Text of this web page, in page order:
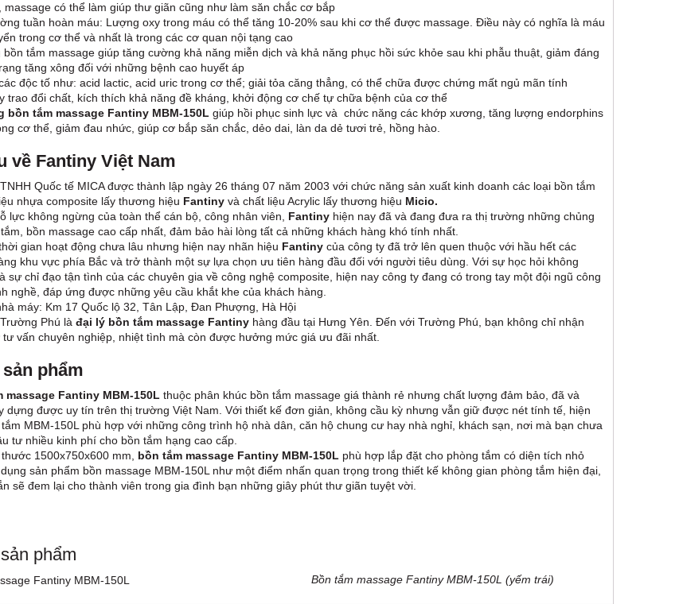
massage có thể làm giúp thư giãn cũng như làm săn chắc cơ bắp
tuần hoàn máu: Lượng oxy trong máu có thể tăng 10-20% sau khi cơ thể được massage. Điều này có nghĩa là máu
trong cơ thể và nhất là trong các cơ quan nội tạng cao
bồn tắm massage giúp tăng cường khả năng miễn dịch và khả năng phục hồi sức khỏe sau khi phẫu thuật, giảm đáng
tăng xông đối với những bệnh cao huyết áp
độc tố như: acid lactic, acid uric trong cơ thể; giải tỏa căng thẳng, có thể chữa được chứng mất ngủ mãn tính
trao đổi chất, kích thích khả năng đề kháng, khởi động cơ chế tự chữa bệnh của cơ thể
bồn tắm massage Fantiny MBM-150L giúp hồi phục sinh lực và chức năng các khớp xương, tăng lượng endorphins
cơ thể, giảm đau nhức, giúp cơ bắp săn chắc, dẻo dai, làn da dẻ tươi trẻ, hồng hào.
về Fantiny Việt Nam
Quốc tế MICA được thành lập ngày 26 tháng 07 năm 2003 với chức năng sản xuất kinh doanh các loại bồn tắm
nhựa composite lấy thương hiệu Fantiny và chất liệu Acrylic lấy thương hiệu Micio.
lực không ngừng của toàn thể cán bộ, công nhân viên, Fantiny hiện nay đã và đang đưa ra thị trường những chủng
bồn massage cao cấp nhất, đảm bảo hài lòng tất cả những khách hàng khó tính nhất.
gian hoạt động chưa lâu nhưng hiện nay nhãn hiệu Fantiny của công ty đã trở lên quen thuộc với hầu hết các
khu vực phía Bắc và trở thành một sự lựa chọn ưu tiên hàng đầu đối với người tiêu dùng. Với sự học hỏi không
sự chỉ đạo tận tình của các chuyên gia về công nghệ composite, hiện nay công ty đang có trong tay một đội ngũ công
nghề, đáp ứng được những yêu cầu khắt khe của khách hàng.
máy: Km 17 Quốc lộ 32, Tân Lập, Đan Phượng, Hà Hội
Phú là đại lý bồn tắm massage Fantiny hàng đầu tại Hưng Yên. Đến với Trường Phú, bạn không chỉ nhận
vấn chuyên nghiệp, nhiệt tình mà còn được hưởng mức giá ưu đãi nhất.
phẩm
massage Fantiny MBM-150L thuộc phân khúc bồn tắm massage giá thành rẻ nhưng chất lượng đảm bảo, đã và
dựng được uy tín trên thị trường Việt Nam. Với thiết kế đơn giản, không cầu kỳ nhưng vẫn giữ được nét tính tế, hiện
MBM-150L phù hợp với những công trình hộ nhà dân, căn hộ chung cư hay nhà nghỉ, khách sạn, nơi mà bạn chưa
tư nhiều kinh phí cho bồn tắm hạng cao cấp.
1500x750x600 mm, bồn tắm massage Fantiny MBM-150L phù hợp lắp đặt cho phòng tắm có diện tích nhỏ
sản phẩm bồn massage MBM-150L như một điểm nhấn quan trọng trong thiết kế không gian phòng tắm hiện đại,
sẽ đem lại cho thành viên trong gia đình bạn những giây phút thư giãn tuyệt vời.
phẩm
Bồn tắm massage Fantiny MBM-150L (yếm trái)